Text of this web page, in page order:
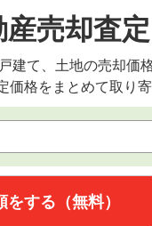
産売却査定
建て、土地の売却価
価格をまとめて取り寄
する（無料）